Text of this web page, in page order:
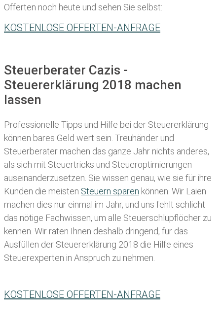
Offerten noch heute und sehen Sie selbst:
KOSTENLOSE OFFERTEN-ANFRAGE
Steuerberater Cazis -
Steuererklärung 2018 machen
lassen
Professionelle Tipps und Hilfe bei der Steuererklärung
können bares Geld wert sein. Treuhänder und
Steuerberater machen das ganze Jahr nichts anderes,
als sich mit Steuertricks und Steueroptimierungen
auseinanderzusetzen. Sie wissen genau, wie sie für ihre
Kunden die meisten Steuern sparen können. Wir Laien
machen dies nur einmal im Jahr, und uns fehlt schlicht
das nötige Fachwissen, um alle Steuerschlupflöcher zu
kennen. Wir raten Ihnen deshalb dringend, für das
Ausfüllen der Steuererklärung 2018 die Hilfe eines
Steuerexperten in Anspruch zu nehmen.
KOSTENLOSE OFFERTEN-ANFRAGE